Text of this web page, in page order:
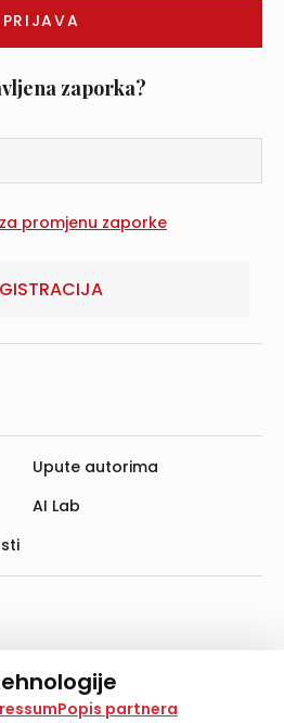
kolačiće i slične
Popis partnera
zaporka?
Upute autorima
AI Lab